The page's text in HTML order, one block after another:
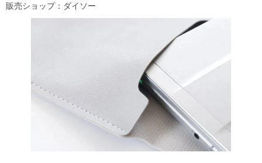
販売ショップ：ダイソー